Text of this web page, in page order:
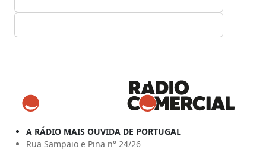
A RÁDIO MAIS OUVIDA DE PORTUGAL
Rua Sampaio e Pina n° 24/26